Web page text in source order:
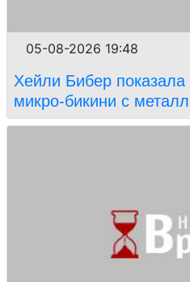
05-08-2026 19:48
Хейли Бибер
микро-бикини с